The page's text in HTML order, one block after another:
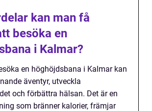
kan man få
besöka en
i Kalmar?
en höghöjdsbana i Kalmar kan
äventyr, utveckla
och förbättra hälsan. Det är en
som bränner kalorier, främjar